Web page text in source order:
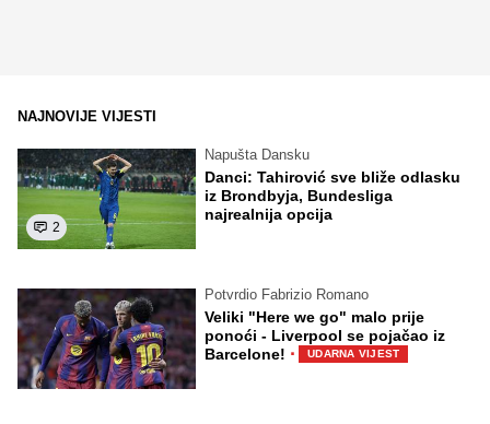
NAJNOVIJE VIJESTI
2
Napušta Dansku
Danci: Tahirović sve bliže odlasku
iz Brondbyja, Bundesliga
najrealnija opcija
Potvrdio Fabrizio Romano
Veliki "Here we go" malo prije
ponoći - Liverpool se pojačao iz
Barcelone! · UDARNA VIJEST